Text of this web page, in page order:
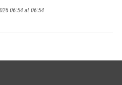
06:54 at 06:54